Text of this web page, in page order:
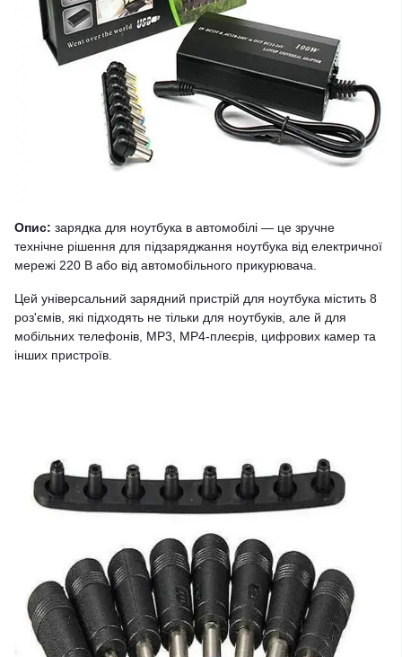
Опис: зарядка для ноутбука в автомобілі — це зручне
технічне рішення для підзаряджання ноутбука від електричної
мережі 220 В або від автомобільного прикурювача.
Цей універсальний зарядний пристрій для ноутбука містить 8
роз'ємів, які підходять не тільки для ноутбуків, але й для
мобільних телефонів, MP3, MP4-плеєрів, цифрових камер та
інших пристроїв.